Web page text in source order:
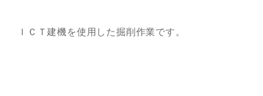
ＩＣＴ建機を使用した掘削作業です。